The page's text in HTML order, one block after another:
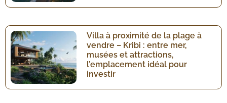
Villa à proximité de la plage à
vendre – Kribi : entre mer,
musées et attractions,
l’emplacement idéal pour
investir